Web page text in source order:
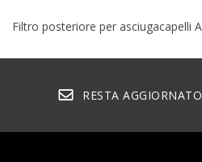
Filtro posteriore per asciugacapelli
RESTA